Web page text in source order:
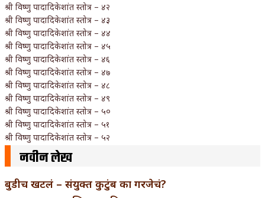
श्री विष्णु पादादिकेशांत स्तोत्र – ४२
श्री विष्णु पादादिकेशांत स्तोत्र – ४३
श्री विष्णु पादादिकेशांत स्तोत्र – ४४
श्री विष्णु पादादिकेशांत स्तोत्र – ४५
श्री विष्णु पादादिकेशांत स्तोत्र – ४६
श्री विष्णु पादादिकेशांत स्तोत्र – ४७
श्री विष्णु पादादिकेशांत स्तोत्र – ४८
श्री विष्णु पादादिकेशांत स्तोत्र – ४९
श्री विष्णु पादादिकेशांत स्तोत्र – ५०
श्री विष्णु पादादिकेशांत स्तोत्र – ५१
श्री विष्णु पादादिकेशांत स्तोत्र – ५२
नवीन लेख
बुडीच खटलं – संयुक्त कुटुंब का गरजेचं?